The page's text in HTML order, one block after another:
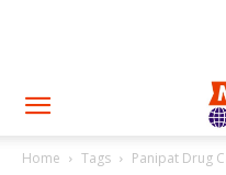
Home Tags Panipat Drug